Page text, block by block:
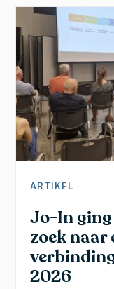
ARTIKEL
Jo-In ging
zoek naar
2026